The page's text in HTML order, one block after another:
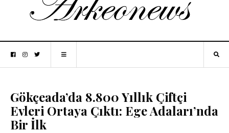
Gökçeada’da 8.800 Yıllık Çiftçi
Evleri Ortaya Çıktı: Ege Adaları’nda
Bir İlk